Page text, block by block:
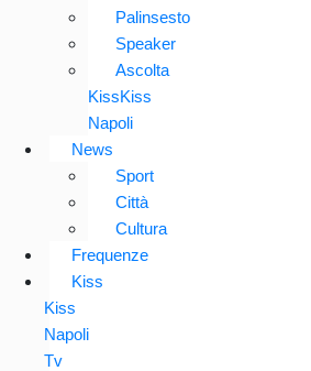
Palinsesto
Speaker
Ascolta
KissKiss
Napoli
News
Sport
Città
Cultura
Frequenze
Kiss
Kiss
Napoli
Tv